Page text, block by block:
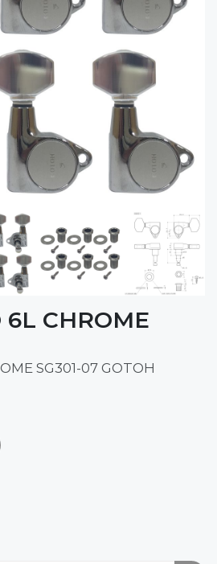
6L CHROME
SG301-07 GOTOH